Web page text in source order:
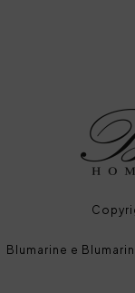
Blumarine e